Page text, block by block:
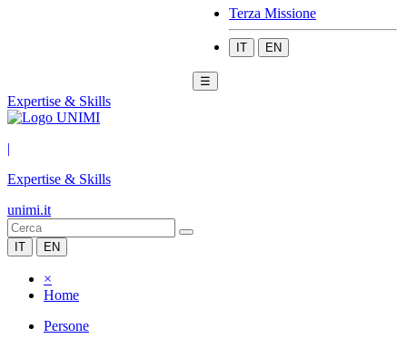
Terza Missione
IT EN
☰
Expertise & Skills
|
Expertise & Skills
unimi.it
IT EN
×
Home
Persone